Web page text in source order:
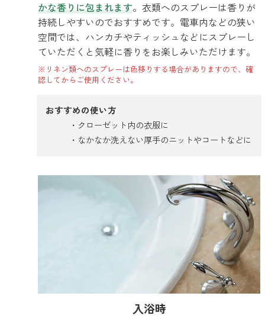
かな香りに包まれます。衣類へのスプレーは香りが
持続しやすいのでおすすめです。電車内などの狭い
空間では、ハンカチやティッシュなどにスプレーし
ていただくと気軽に香りをお楽しみいただけます。
※リネン類へのスプレーは色移りする場合がありますので、確
認してからご使用ください。
おすすめの使い方
クローゼット内の衣服に
なかなか洗えない厚手のニットやコートなどに
入浴時